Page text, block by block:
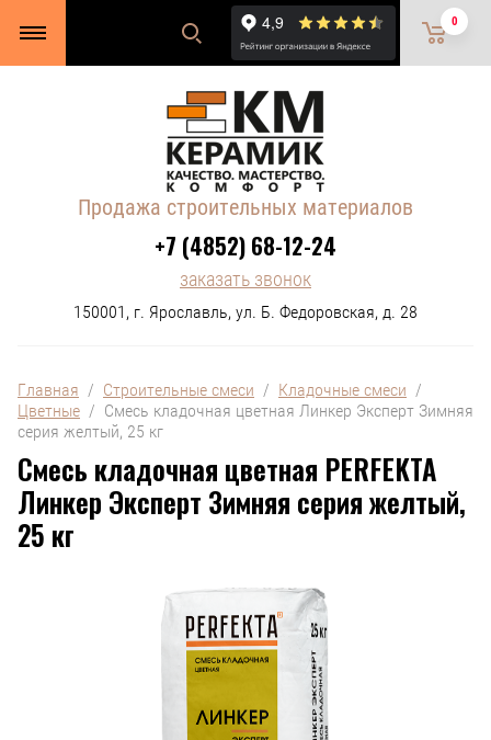
0
Продажа строительных материалов
+7 (4852) 68-12-24
заказать звонок
150001, г. Ярославль, ул. Б. Федоровская, д. 28
Главная
  /
Строительные смеси
  /
Кладочные смеси
Цветные
  /  Смесь кладочная цветная Линкер Эксперт Зимняя
серия желтый, 25 кг
Смесь кладочная цветная PERFEKTA
Линкер Эксперт Зимняя серия желтый,
25 кг